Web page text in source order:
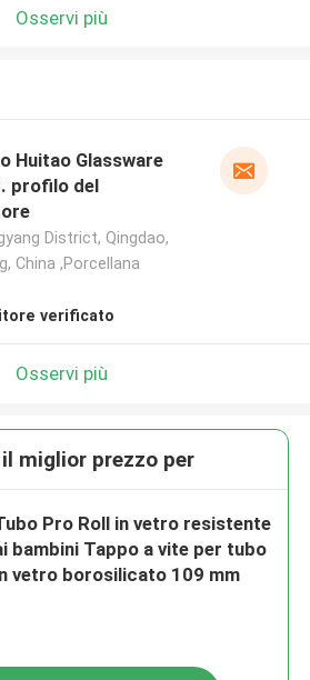
Osservi più
Huitao Glassware
profilo del
District, Qingdao,
China ,Porcellana
verificato
Osservi più
miglior prezzo per
Pro Roll in vetro resistente
bambini Tappo a vite per tubo
vetro borosilicato 109 mm